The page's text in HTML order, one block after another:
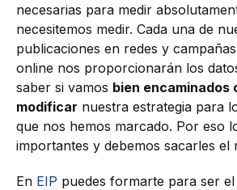
necesarias para medir
necesitemos medir. Cada una de
publicaciones en redes y
online nos proporcionarán los
saber si vamos bien encaminados
modificar nuestra estrategia para
que nos hemos marcado. Por eso
importantes y debemos sacarles el
En EIP puedes formarte para ser el